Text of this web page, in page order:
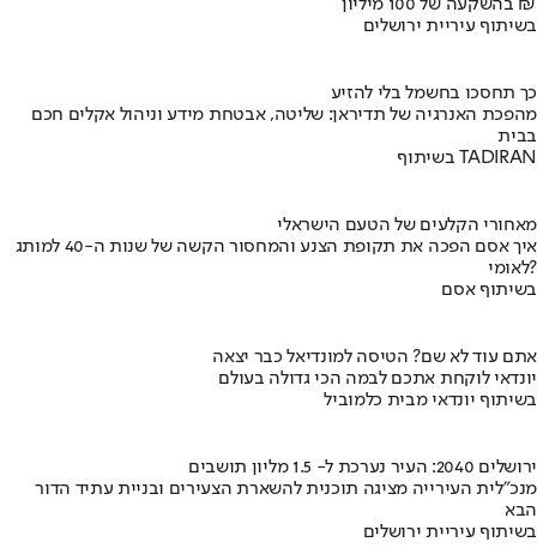
בהשקעה של 100 מיליון ₪
בשיתוף עיריית ירושלים
כך תחסכו בחשמל בלי להזיע
מהפכת האנרגיה של תדיראן: שליטה, אבטחת מידע וניהול אקלים חכם
בבית
בשיתוף TADIRAN
מאחורי הקלעים של הטעם הישראלי
איך אסם הפכה את תקופת הצנע והמחסור הקשה של שנות ה-40 למותג
לאומי?
בשיתוף אסם
אתם עוד לא שם? הטיסה למונדיאל כבר יצאה
יונדאי לוקחת אתכם לבמה הכי גדולה בעולם
בשיתוף יונדאי מבית כלמוביל
ירושלים 2040: העיר נערכת ל- 1.5 מליון תושבים
מנכ"לית העירייה מציגה תוכנית להשארת הצעירים ובניית עתיד הדור
הבא
בשיתוף עיריית ירושלים